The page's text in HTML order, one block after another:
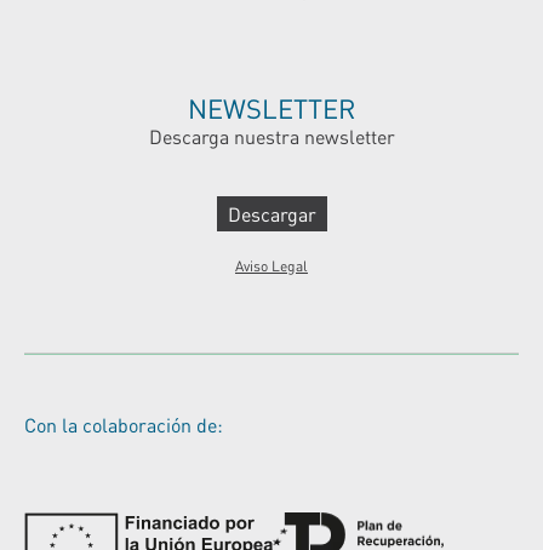
NEWSLETTER
Descarga nuestra newsletter
Descargar
Aviso Legal
Con la colaboración de: